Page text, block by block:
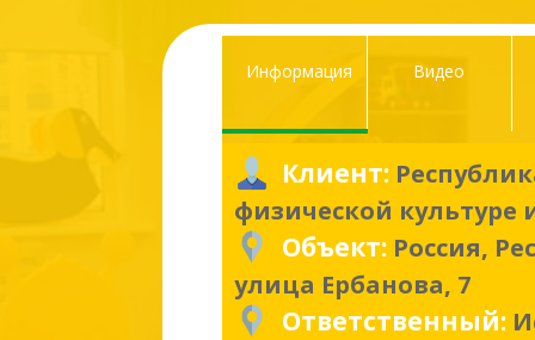
Информация Видео
Клиент:
физической культуре
Объект: Россия,
улица Ербанова, 7
Ответственный: